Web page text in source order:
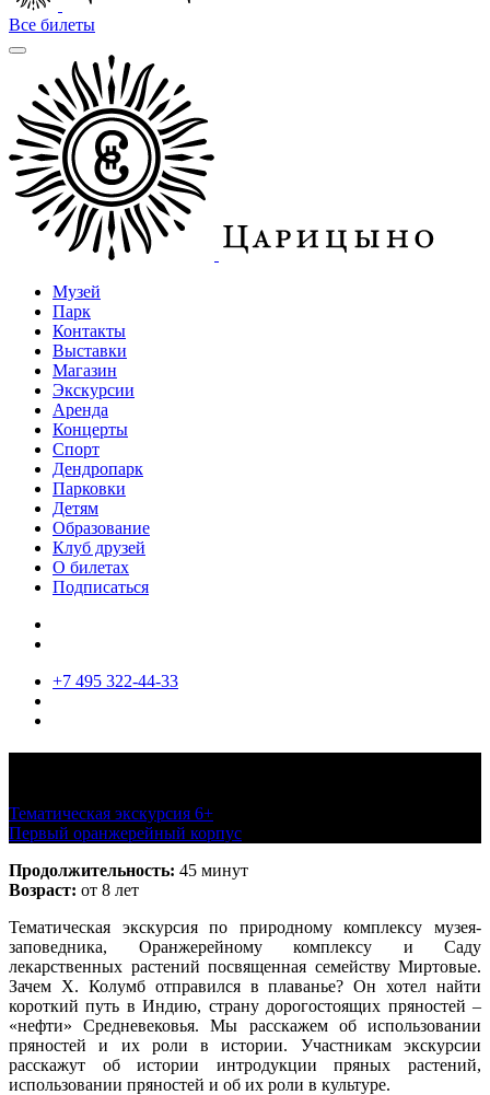
Все билеты
Музей
Парк
Контакты
Выставки
Магазин
Экскурсии
Аренда
Концерты
Спорт
Дендропарк
Парковки
Детям
Образование
Клуб друзей
О билетах
Подписаться
+7 495 322-44-33
Тематическая экскурсия 6+
Первый оранжерейный корпус
Продолжительность: 45 минут
Возраст: от 8 лет
Тематическая экскурсия по природному комплексу музея-
заповедника, Оранжерейному комплексу и Саду
лекарственных растений посвященная семейству Миртовые.
Зачем Х. Колумб отправился в плаванье? Он хотел найти
короткий путь в Индию, страну дорогостоящих пряностей –
«нефти» Средневековья. Мы расскажем об использовании
пряностей и их роли в истории. Участникам экскурсии
расскажут об истории интродукции пряных растений,
использовании пряностей и об их роли в культуре.